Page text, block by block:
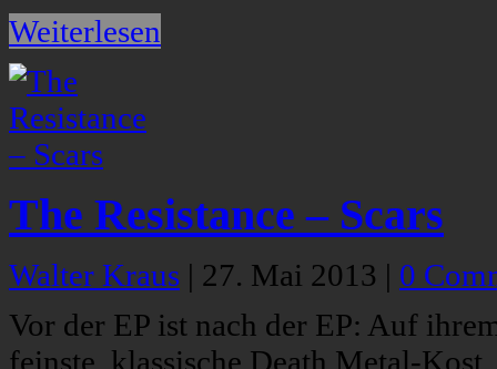
Weiterlesen
The Resistance – Scars
Walter Kraus | 27. Mai 2013 | 0
Vor der EP ist nach der EP: Auf
feinste, klassische Death Metal-Kost.